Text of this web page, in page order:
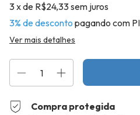
3x de R$24,33sem juros
3% de desconto pagando com
Ver mais detalhes
Compra protegida